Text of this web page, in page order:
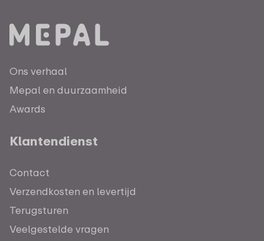
Ons verhaal
Mepal en duurzaamheid
Awards
Klantendienst
Contact
Verzendkosten en levertijd
Terugsturen
Veelgestelde vragen